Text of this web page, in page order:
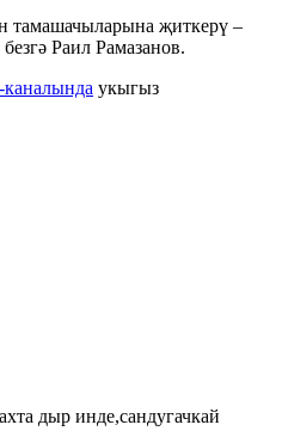
тамашачыларына җиткерү –
Раил Рамазанов.
укыгыз
дыр инде,сандугачкай